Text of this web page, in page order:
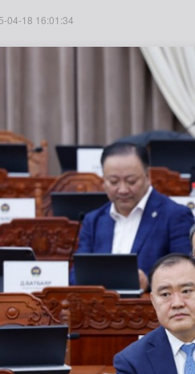
ЦАГ АГААР: Улаанбаатарт
04-18 16:01:34